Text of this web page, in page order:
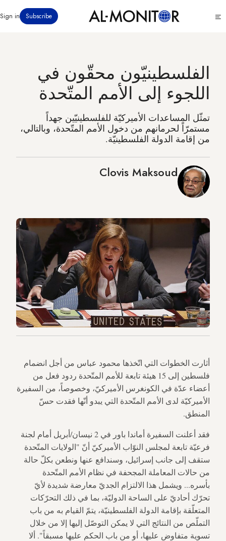
إلى
Subscribe
Sign in
الفلسطينيّون محقّون في
اللجوء إلى الأمم المتّحدة
تمثّل المساعدات الأميركيّة للفلسطينيّين جهداً
مستمرّاً لحرمانهم من دخول الأمم المتّحدة، وبالتالي،
من إقامة الدولة الفلسطينيّة.
Clovis Maksoud
أثارت الخطوات التي اتّخذها محمود عباس من أجل انضمام
فلسطين إلى 15 هيئة تابعة للأمم المتّحدة ردود فعل من
أعضاء عدّة في الكونغرس الأميركيّ، وخصوصاً، من السفيرة
الأميركيّة لدى الأمم المتّحدة التي يبدو أنّها فقدت حسّ
المنطق.
فقد أعلنت السفيرة أماندا باور في 2 نيسان/أبريل أمام لجنة
فرعيّة تابعة لمجلس النوّاب الأميركيّ أنّ "الولايات المتّحدة
ستقف إلى جانب إسرائيل، وسندافع عنها ونطعن بكلّ حالة
من حالات المعاملة المجحفة في نظام الأمم المتّحدة
بأسره... ويشمل هذا الالتزام الجديّ معارضة شديدة لأيّ
تحرّك أحاديّ على الساحة الدوليّة، بما في ذلك التحرّكات
المتعلّقة بإقامة الدولة الفلسطينيّة، يتمّ القيام به من باب
التملّص من النتائج التي لا يمكن التوصّل إليها إلا من خلال
تسوية متفاوض عليها، أو من باب الحكم عليها مسبقاً". ألا